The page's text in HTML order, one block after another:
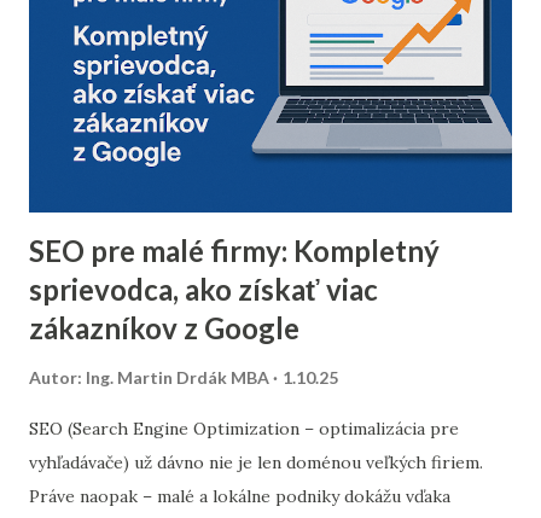
doručiteľnosti a znížiť riziko, že vaše e-maily skončia v
spam priečinku. Zamerajte sa najmä na tých príjemcov, ktorí
dlhodobo neotvárali e-maily – zvážte, či má zmysel ich
osloviť špeciálnou reaktivačnou kampaňou, alebo ich radšej
úplne odstrániť z databázy. 2. Segmentácia kontaktov podľa
minuloročnej v...
SEO pre malé firmy: Kompletný
sprievodca, ako získať viac
zákazníkov z Google
Autor: Ing. Martin Drdák MBA 1.10.25
SEO (Search Engine Optimization – optimalizácia pre
vyhľadávače) už dávno nie je len doménou veľkých firiem.
Práve naopak – malé a lokálne podniky dokážu vďaka